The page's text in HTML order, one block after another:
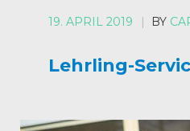
19. APRIL 2019 | BY
Lehrling-